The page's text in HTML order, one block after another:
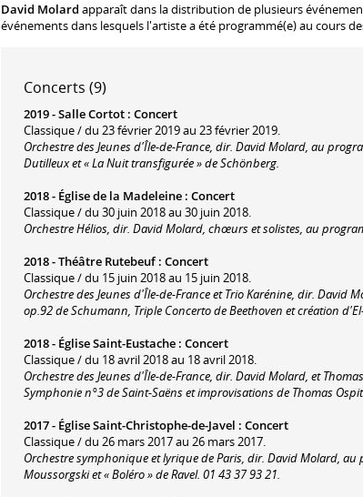
David Molard apparaît dans la distribution de plusieurs
événements dans lesquels l'artiste a été programmé(e) au cours
Concerts (9)
2019 -Salle Cortot : Concert
Classique / du 23 février 2019 au 23 février 2019.
Orchestre des Jeunes d'Île-de-France, dir. David Molard, au
Dutilleux et « La Nuit transfigurée » de Schönberg.
2018 - Église de la Madeleine : Concert
Classique / du 30 juin 2018 au 30 juin 2018.
Orchestre Hélios, dir. David Molard, chœurs et solistes, au
2018 -Théâtre Rutebeuf: Concert
Classique / du 15 juin 2018 au 15 juin 2018.
Orchestre des Jeunes d'Île-de-France et Trio Karénine, dir. David
op.92 de Schumann, Triple Concerto de Beethoven et création
2018 - Église Saint-Eustache : Concert
Classique / du 18 avril 2018 au 18 avril 2018.
Orchestre des Jeunes d'Île-de-France, dir. David Molard, et
Symphonie n°3 de Saint-Saëns et improvisations de Thomas
2017 - Église Saint-Christophe-de-Javel : Concert
Classique / du 26 mars 2017 au 26 mars 2017.
Orchestre symphonique et lyrique de Paris, dir. David Molard,
Moussorgski et « Boléro » de Ravel. 01 43 37 93 21.